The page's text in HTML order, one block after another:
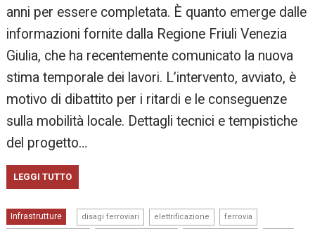
anni per essere completata. È quanto emerge dalle
informazioni fornite dalla Regione Friuli Venezia
Giulia, che ha recentemente comunicato la nuova
stima temporale dei lavori. L’intervento, avviato, è
motivo di dibattito per i ritardi e le conseguenze
sulla mobilità locale. Dettagli tecnici e tempistiche
del progetto…
LEGGI TUTTO
Infrastrutture disagi ferroviari elettrificazione ferrovia